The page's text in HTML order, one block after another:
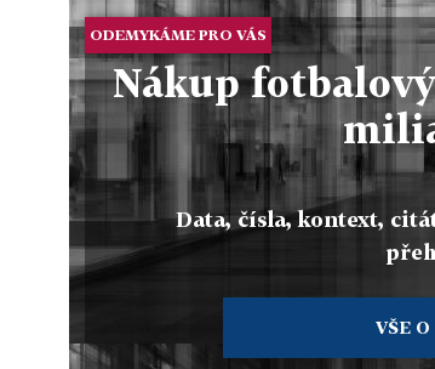
ODEMYKÁME PRO VÁS
Nákup
Data, čísla, kontext,
VŠE